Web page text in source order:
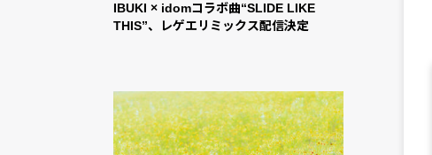
IBUKI × idomコラボ曲“SLIDE LIKE
THIS”、レゲエリミックス配信決定